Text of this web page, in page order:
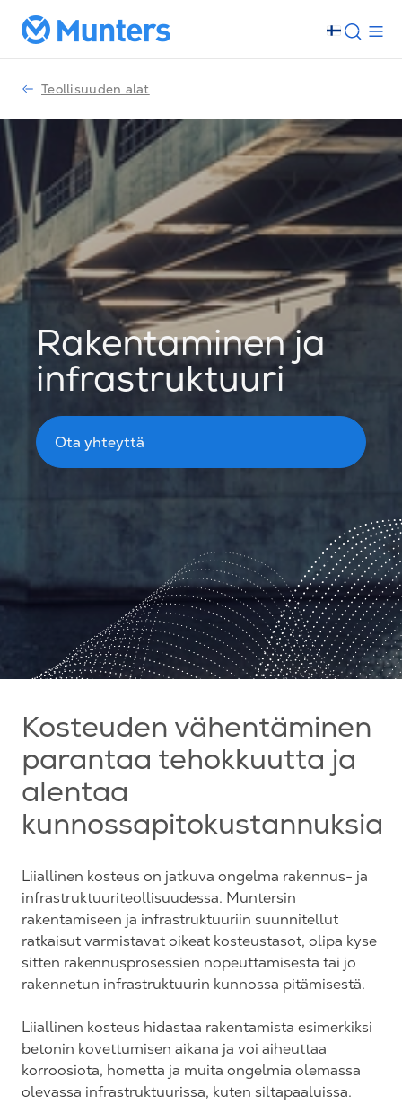
Teollisuuden alat
Rakentaminen ja
infrastruktuuri
Ota yhteyttä
Kosteuden vähentäminen
parantaa tehokkuutta ja
alentaa
kunnossapitokustannuksia
Liiallinen kosteus on jatkuva ongelma rakennus- ja
infrastruktuuriteollisuudessa. Muntersin
rakentamiseen ja infrastruktuuriin suunnitellut
ratkaisut varmistavat oikeat kosteustasot, olipa kyse
sitten rakennusprosessien nopeuttamisesta tai jo
rakennetun infrastruktuurin kunnossa pitämisestä.
Liiallinen kosteus hidastaa rakentamista esimerkiksi
betonin kovettumisen aikana ja voi aiheuttaa
korroosiota, hometta ja muita ongelmia olemassa
olevassa infrastruktuurissa, kuten siltapaaluissa.